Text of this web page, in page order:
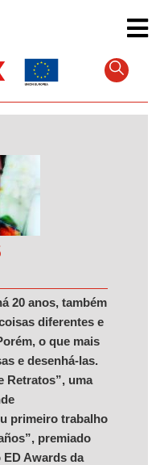
20 anos, também
diferentes e
o que mais
e desenhá-las.
Retratos”, uma
primeiro trabalho
premiado
Awards da